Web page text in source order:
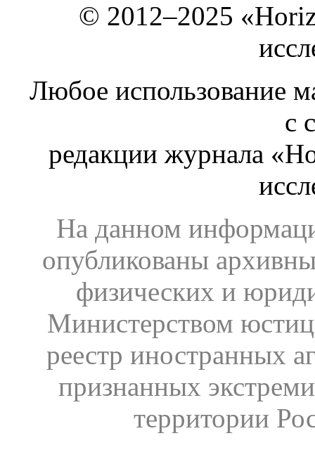
© 2012–2025
Любое использование
с
редакции журнала
На данном
опубликованы
физических и
Министерством
реестр иностранных
признанных
территории